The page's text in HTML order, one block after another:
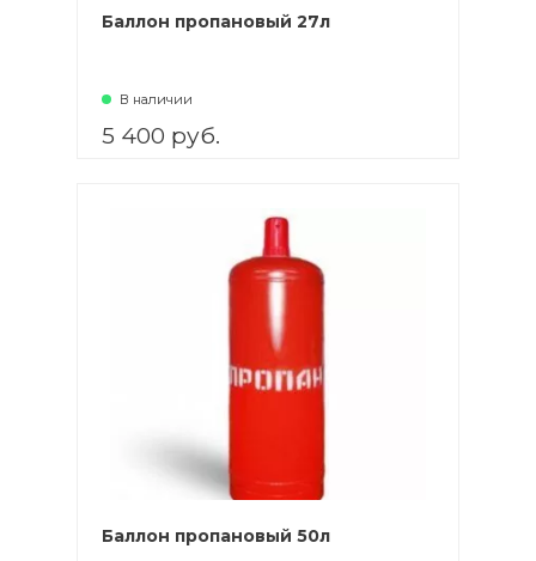
Баллон пропановый 27л
В наличии
5 400 руб.
Баллон пропановый 50л